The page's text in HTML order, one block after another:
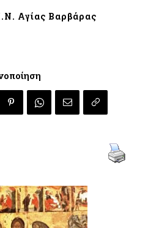
Αγίας Βαρβάρας